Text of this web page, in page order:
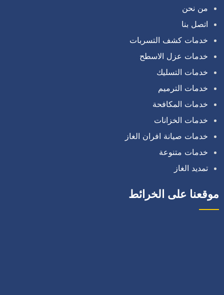
من نحن
اتصل بنا
خدمات كشف التسربات
خدمات عزل الاسطح
خدمات التسليك
خدمات الترميم
خدمات المكافحة
خدمات الخزانات
خدمات صيانة افران الغاز
خدمات متنوعة
تمديد الغاز
موقعنا على الخرائط